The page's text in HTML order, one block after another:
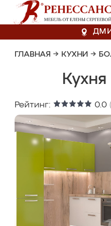
ГЛАВНАЯ → КУХНИ →
Рейтинг: 0.0 (